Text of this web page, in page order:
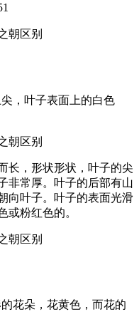
，叶子表面上的白色
长，形状形状，叶子的尖
非常厚。叶子的后部有山
向叶子。叶子的表面光滑
或粉红色的。
花朵，花黄色，而花的